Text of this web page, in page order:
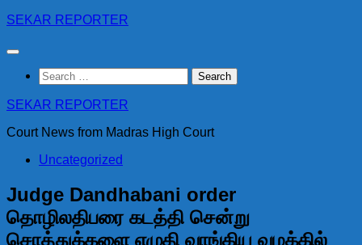
Skip
content
SEKAR REPORTER
Search
for:
SEKAR REPORTER
Court News from Madras High Court
Uncategorized
Judge Dandhabani order
தொழிலதிபரை கடத்தி சென்று
சொத்துக்களை எழுதி வாங்கிய வழக்கில்